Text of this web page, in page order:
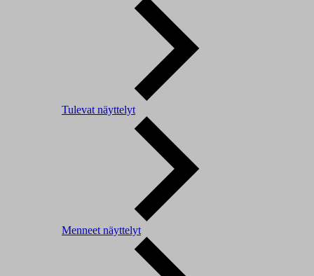
Tulevat näyttelyt
Menneet näyttelyt